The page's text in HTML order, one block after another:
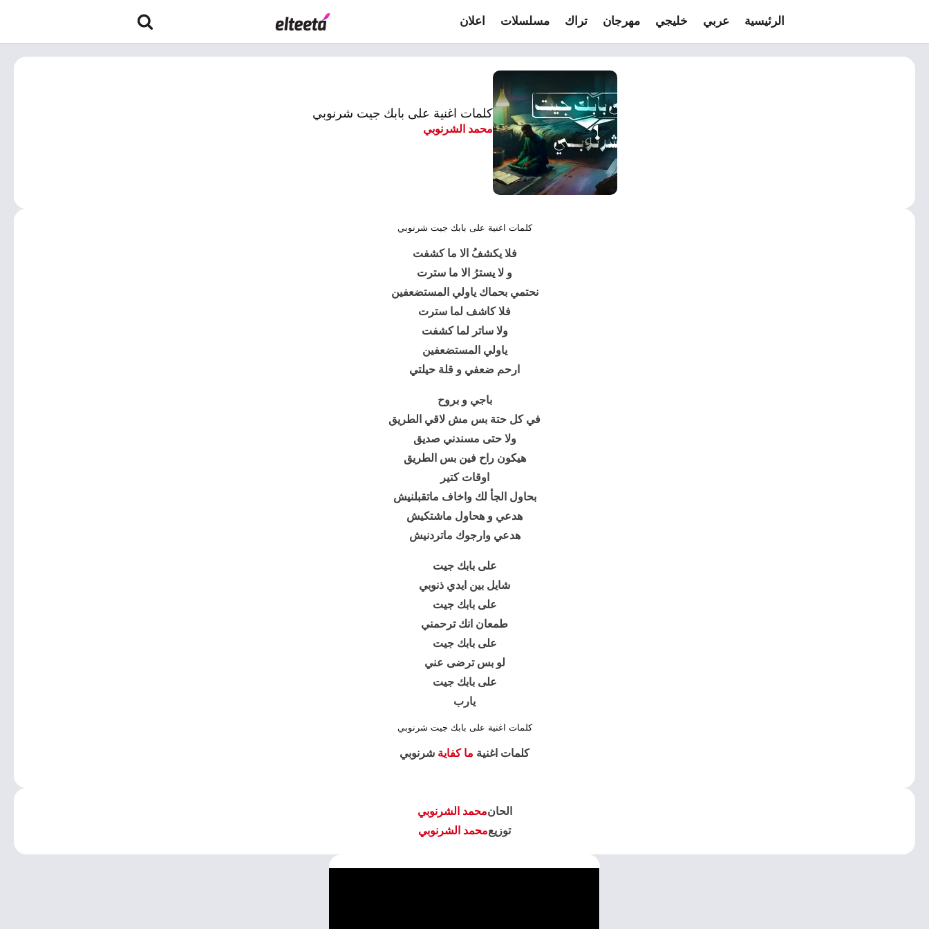
الرئيسية عربي خليجي مهرجان تراك مسلسلات اعلان
كلمات اغنية على بابك جيت شرنوبي
محمد الشرنوبي
كلمات اغنية على بابك جيت شرنوبي
فلا يكشفُ الا ما كشفت
و لا يسترُ الا ما سترت
نحتمي بحماك ياولي المستضعفين
فلا كاشف لما سترت
ولا ساتر لما كشفت
ياولي المستضعفين
ارحم ضعفي و قلة حيلتي
باجي و بروح
في كل حتة بس مش لاقي الطريق
ولا حتى مسندني صديق
هيكون راح فين بس الطريق
اوقات كتير
بحاول الجأ لك واخاف ماتقبلنيش
هدعي و هحاول ماشتكيش
هدعي وارجوك ماتردنيش
على بابك جيت
شايل بين ايدي ذنوبي
على بابك جيت
طمعان انك ترحمني
على بابك جيت
لو بس ترضى عني
على بابك جيت
يارب
كلمات اغنية على بابك جيت شرنوبي
كلمات اغنية ما كفاية شرنوبي
الحانمحمد الشرنوبي
توزيعمحمد الشرنوبي